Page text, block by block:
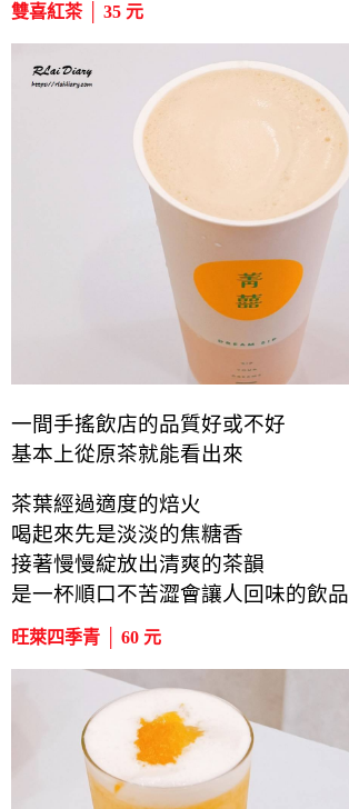
雙喜紅茶 │ 35 元
一間手搖飲店的品質好或不好
基本上從原茶就能看出來
茶葉經過適度的焙火
喝起來先是淡淡的焦糖香
接著慢慢綻放出清爽的茶韻
是一杯順口不苦澀會讓人回味的飲品
旺萊四季青 │ 60 元